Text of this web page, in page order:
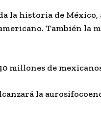
la historia de México,
También la
millones de
la